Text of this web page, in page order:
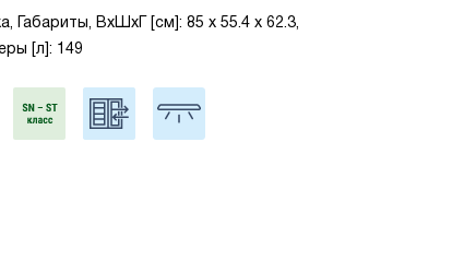
Габариты, ВxШxГ [см]: 85 х 55.4 х 62.3,
[л]: 149